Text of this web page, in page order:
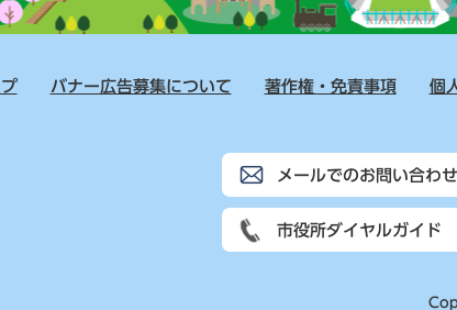
バナー広告募集について 著作権・免責事項 個
メールでのお問い合わせ
市役所ダイヤルガイド